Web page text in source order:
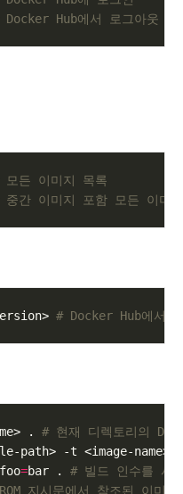
Docker Hub에서 로그아웃
모든 이미지 목록
중간 이미지 포함 모든 이미
# Docker Hub에서
. # 현재 디렉토리의
path> -t <image-
=bar . # 빌드 인수를 사
지시문에서 참조된 이미